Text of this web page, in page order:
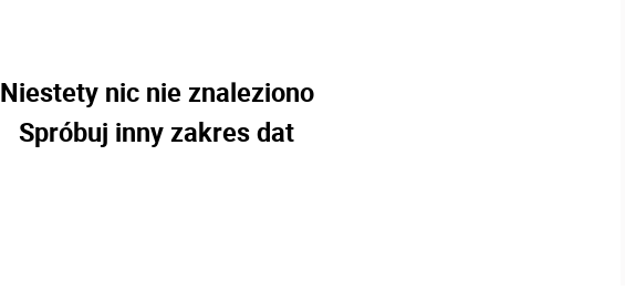
Niestety nic nie znaleziono
Spróbuj inny zakres dat